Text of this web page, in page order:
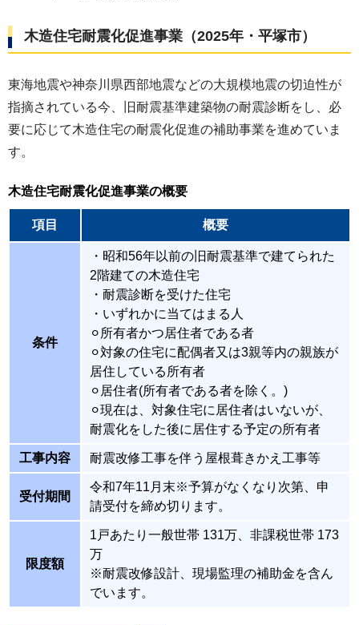
◾️平塚市の過去の災害は？住宅での対策は？
屋根の損壊で最も顕著な原因となるのは、強い風
令和元年台風第15号
では、平塚市内で 住居の屋根
の損壊 を含む物的被害が報告されました。
特に、強風による直接的な屋根の被害が見られて
このように、平塚市は海に近いため、台風の接近
時には強風による瓦の飛散、棟板金の剥がれ、ア
ンテナの倒壊など、屋根や付帯設備への被害が発
生しやすい地域です。
また、近年、地震による瓦屋根の被害が注目され
ています。
平塚市でも地震に備え、屋根の軽量化や耐震性の
確保
が重要視されています。
災害で屋根や外壁に不具合が生じたら？
実際に災害が発生した場合、平塚市から被災者支
が活用できる可能性があります。
屋根や外壁の修復に活用できる場合があるので、
臨時で自治体のホームページに情報が掲載されて
いないか確認をしましょう。
テイガクにも、過去の災害発生時には
の応急処置・修繕 のお問い合わせが多数寄せられ
ました。
災害直後は修理の需要が集中するため、ご依頼い
ただいても
木造住宅耐震化促進事業（2025年・平塚市）
東海地震や神奈川県西部地震などの大規模地震の切迫性が
指摘されている今、旧耐震基準建築物の耐震診断をし、必
要に応じて木造住宅の耐震化促進の補助事業を進めていま
す。
木造住宅耐震化促進事業の概要
項目 概要
条件
・昭和56年以前の旧耐震基準で建てられた
2階建ての木造住宅
・耐震診断を受けた住宅
・いずれかに当てはまる人
⚪︎所有者かつ居住者である者
⚪︎対象の住宅に配偶者又は3親等内の親族が
居住している所有者
⚪︎居住者(所有者である者を除く。)
⚪︎現在は、対象住宅に居住者はいないが、
耐震化をした後に居住する予定の所有者
工事内容 耐震改修工事を伴う屋根葺きかえ工事等
受付期間
令和7年11月末※予算がなくなり次第、申
請受付を締め切ります。
限度額
1戸あたり一般世帯 131万、非課税世帯 173
万
※耐震改修設計、現場監理の補助金を含ん
でいます。